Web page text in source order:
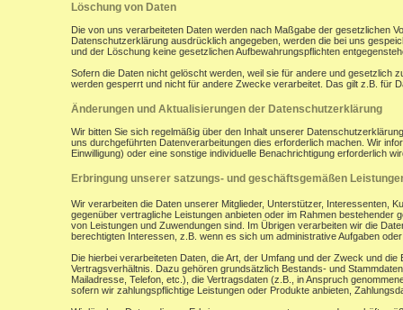
Löschung von Daten
Die von uns verarbeiteten Daten werden nach Maßgabe der gesetzlichen
Datenschutzerklärung ausdrücklich angegeben, werden die bei uns
und der Löschung keine gesetzlichen Aufbewahrungspflichten
Sofern die Daten nicht gelöscht werden, weil sie für andere und gesetzlich
werden gesperrt und nicht für andere Zwecke verarbeitet. Das gilt z.B. für
Änderungen und Aktualisierungen der Datenschutzerklärung
Wir bitten Sie sich regelmäßig über den Inhalt unserer
uns durchgeführten Datenverarbeitungen dies erforderlich machen. Wir
Einwilligung) oder eine sonstige individuelle Benachrichtigung erforderlich
Erbringung unserer satzungs- und geschäftsgemäßen
Wir verarbeiten die Daten unserer Mitglieder, Unterstützer, Interessenten,
gegenüber vertragliche Leistungen anbieten oder im Rahmen
von Leistungen und Zuwendungen sind. Im Übrigen verarbeiten wir die
berechtigten Interessen, z.B. wenn es sich um administrative Aufgaben
Die hierbei verarbeiteten Daten, die Art, der Umfang und der Zweck und
Vertragsverhältnis. Dazu gehören grundsätzlich Bestands- und
Mailadresse, Telefon, etc.), die Vertragsdaten (z.B., in Anspruch
sofern wir zahlungspflichtige Leistungen oder Produkte anbieten,